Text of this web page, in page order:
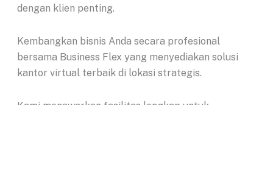
dengan klien penting.
Kembangkan bisnis Anda secara profesional
bersama Business Flex yang menyediakan solusi
kantor virtual terbaik di lokasi strategis.
Kami menawarkan fasilitas lengkap untuk